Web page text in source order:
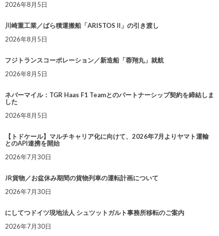
2026年8月5日
川崎重工業／ばら積運搬船「ARISTOS II」の引き渡し
2026年8月5日
フジトランスコーポレーション／新造船「蓉翔丸」就航
2026年8月5日
ネバーマイル：TGR Haas F1 Teamとのパートナーシップ契約を締結しま
した
2026年8月5日
【トドケール】マルチキャリア化に向けて、2026年7月よりヤマト運輸
とのAPI連携を開始
2026年7月30日
JR貨物／お盆休み期間の貨物列車の運転計画について
2026年7月30日
にしてつドイツ現地法人 シュツットガルト事務所移転のご案内
2026年7月30日